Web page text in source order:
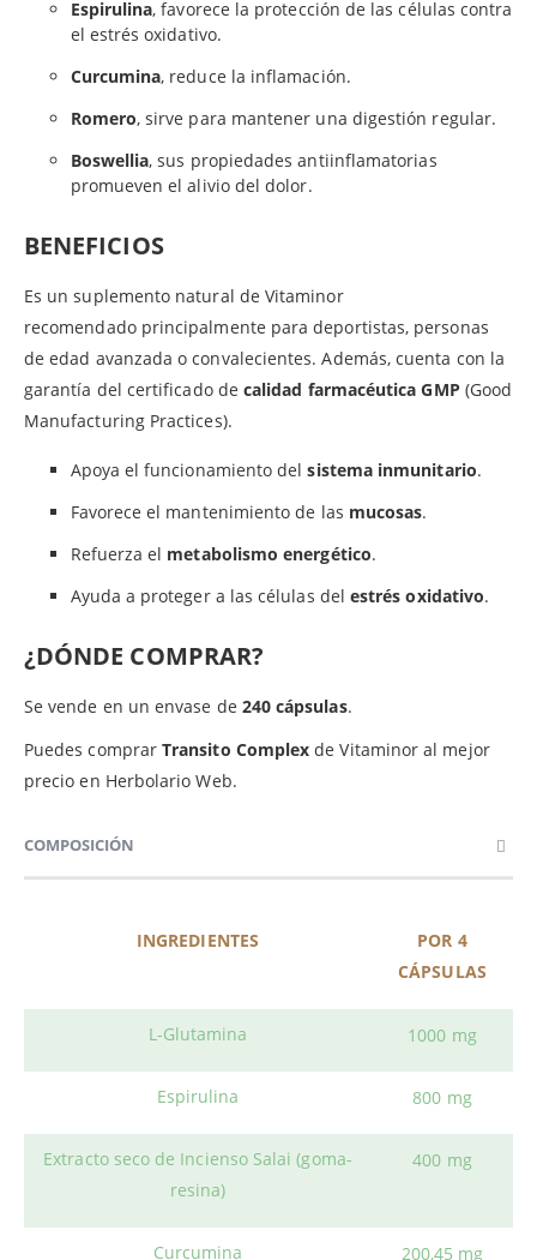
Espirulina, favorece la protección de las células contra
el estrés oxidativo.
Curcumina, reduce la inflamación.
Romero, sirve para mantener una digestión regular.
Boswellia, sus propiedades antiinflamatorias
promueven el alivio del dolor.
BENEFICIOS
Es un suplemento natural de Vitaminor
recomendado principalmente para deportistas, personas
de edad avanzada o convalecientes. Además, cuenta con la
garantía del certificado de calidad farmacéutica GMP (Good
Manufacturing Practices).
Apoya el funcionamiento delsistema inmunitario.
Favorece el mantenimiento de las mucosas.
Refuerza el metabolismo energético.
Ayuda a proteger a las células del estrés oxidativo.
¿DÓNDE COMPRAR?
Se vende en un envase de 240 cápsulas.
Puedes comprarTransito Complex de Vitaminor al mejor
precio en Herbolario Web.
COMPOSICIÓN
INGREDIENTES
POR 4
CÁPSULAS
L-Glutamina 1000 mg
Espirulina 800 mg
Extracto seco de Incienso Salai (goma-
resina)
400 mg
Curcumina 200,45 mg